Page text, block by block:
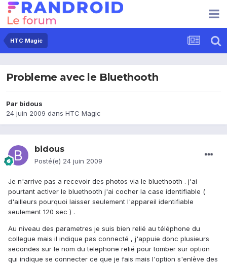
HTC Magic
Probleme avec le Bluethooth
Par bidous
24 juin 2009 dans HTC Magic
bidous
Posté(e) 24 juin 2009
Je n'arrive pas a recevoir des photos via le bluethooth . j'ai
pourtant activer le bluethooth j'ai cocher la case identifiable (
d'ailleurs pourquoi laisser seulement l'appareil identifiable
seulement 120 sec ) .
Au niveau des parametres je suis bien relié au téléphone du
collegue mais il indique pas connecté , j'appuie donc plusieurs
secondes sur le nom du telephone relié pour tomber sur option
qui indique se connecter ce que je fais mais l'option s'enlève des